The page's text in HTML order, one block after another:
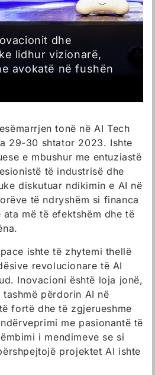
dhe
lidhur vizionarë,
avokatë në fushën
tonë në AI Tech
29-30 shtator 2023. Ishte
e mbushur me entuziastë
të industrisë dhe
diskutuar ndikimin e AI në
të ndryshëm si financa
më të efektshëm dhe të
ishte të zhytemi thellë
revolucionare të AI
Inovacioni është loja jonë,
përdorin AI në
fortë dhe të zgjerueshme
me pasionantë të
i mendimeve se si
projektet AI ishte